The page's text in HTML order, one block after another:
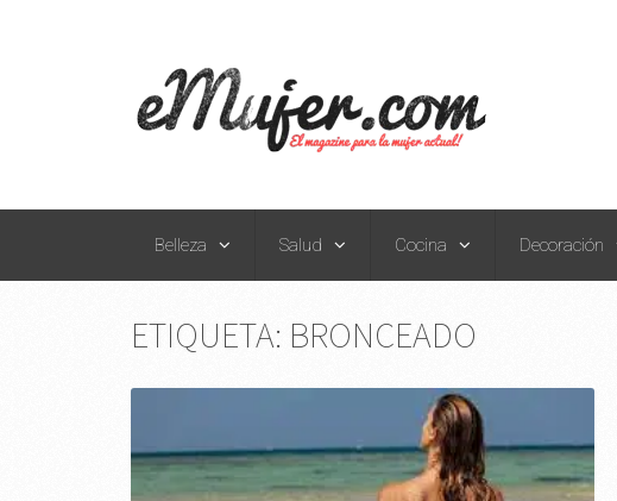
Belleza Salud Cocina Decoración
ETIQUETA: BRONCEADO